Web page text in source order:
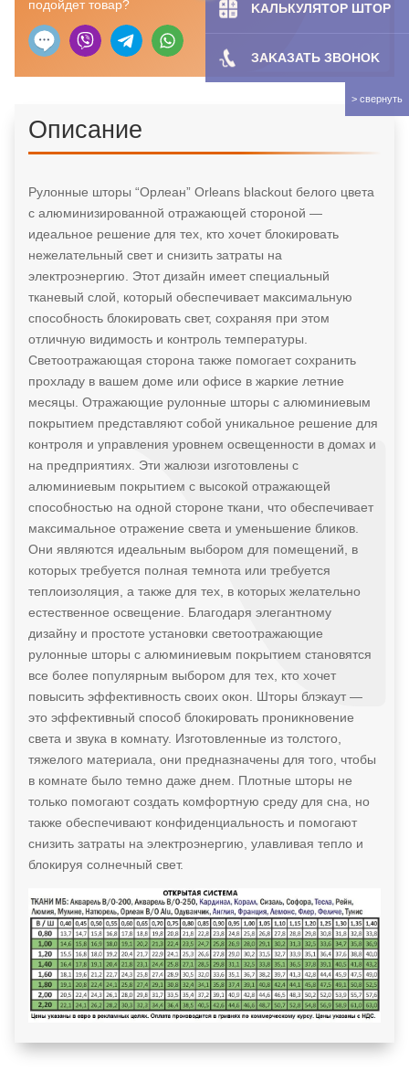
подойдет товар?
Описание
Рулонные шторы “Орлеан” Orleans blackout белого цвета
с алюминизированной отражающей стороной —
идеальное решение для тех, кто хочет блокировать
нежелательный свет и снизить затраты на
электроэнергию. Этот дизайн имеет специальный
тканевый слой, который обеспечивает максимальную
способность блокировать свет, сохраняя при этом
отличную видимость и контроль температуры.
Светоотражающая сторона также помогает сохранить
прохладу в вашем доме или офисе в жаркие летние
месяцы. Отражающие рулонные шторы с алюминиевым
покрытием представляют собой уникальное решение для
контроля и управления уровнем освещенности в домах и
на предприятиях. Эти жалюзи изготовлены с
алюминиевым покрытием с высокой отражающей
способностью на одной стороне ткани, что обеспечивает
максимальное отражение света и уменьшение бликов.
Они являются идеальным выбором для помещений, в
которых требуется полная темнота или требуется
теплоизоляция, а также для тех, в которых желательно
естественное освещение. Благодаря элегантному
дизайну и простоте установки светоотражающие
рулонные шторы с алюминиевым покрытием становятся
все более популярным выбором для тех, кто хочет
повысить эффективность своих окон. Шторы блэкаут —
это эффективный способ блокировать проникновение
света и звука в комнату. Изготовленные из толстого,
тяжелого материала, они предназначены для того, чтобы
в комнате было темно даже днем. Плотные шторы не
только помогают создать комфортную среду для сна, но
также обеспечивают конфиденциальность и помогают
снизить затраты на электроэнергию, улавливая тепло и
блокируя солнечный свет.
KAЛЬКУЛЯТOP ШТОР
ЗAKAЗATЬ ЗBOHOK